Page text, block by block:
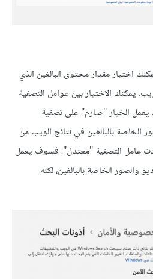
اختيار مقدار محتوى البالغين الذي
يمكنك الاختيار بين عوامل التصفية
الخيار "صارم" على تصفية
الخاصة بالبالغين في نتائج الويب من
عامل التصفية "معتدل"، فسوف يعمل
والصور الخاصة بالبالغين، لكنه